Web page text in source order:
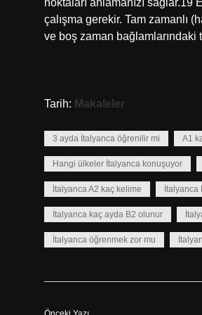
noktaları anlamanızı
çalışma gerekir. Tam zamanlı
ve boş zaman bağlamlarındaki
Tarih: Makaleler
3 ayda İtalyanca öğrenilir mi A1
Hangi ülkeler İtalyanca konuşuyor
İtalyanca A2 kaç kelime İtalyanca
İtalyanca kaç ayda B2 olunur
İtalyanca öğrenmek zor mu